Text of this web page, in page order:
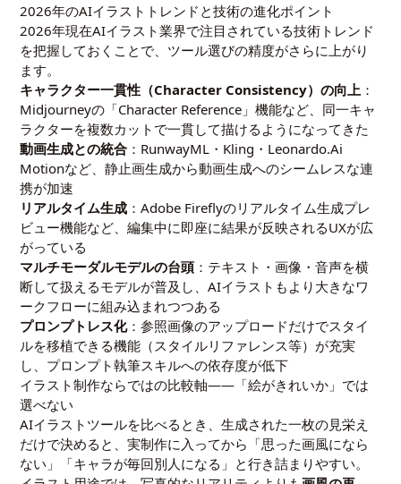
2026年のAIイラストトレンドと技術の進化ポイント
2026年現在AIイラスト業界で注目されている技術トレンド
を把握しておくことで、ツール選びの精度がさらに上がり
ます。
キャラクター一貫性（Character Consistency）の向上 ：
Midjourneyの「Character Reference」機能など、同一キャ
ラクターを複数カットで一貫して描けるようになってきた
動画生成との統合 ：RunwayML・Kling・Leonardo.Ai
Motionなど、静止画生成から動画生成へのシームレスな連
携が加速
リアルタイム生成 ：Adobe Fireflyのリアルタイム生成プレ
ビュー機能など、編集中に即座に結果が反映されるUXが広
がっている
マルチモーダルモデルの台頭 ：テキスト・画像・音声を横
断して扱えるモデルが普及し、AIイラストもより大きなワ
ークフローに組み込まれつつある
プロンプトレス化：参照画像のアップロードだけでスタイ
ルを移植できる機能（スタイルリファレンス等）が充実
し、プロンプト執筆スキルへの依存度が低下
イラスト制作ならではの比較軸——「絵がきれいか」では
選べない
AIイラストツールを比べるとき、生成された一枚の見栄え
だけで決めると、実制作に入ってから「思った画風になら
ない」「キャラが毎回別人になる」と行き詰まりやすい。